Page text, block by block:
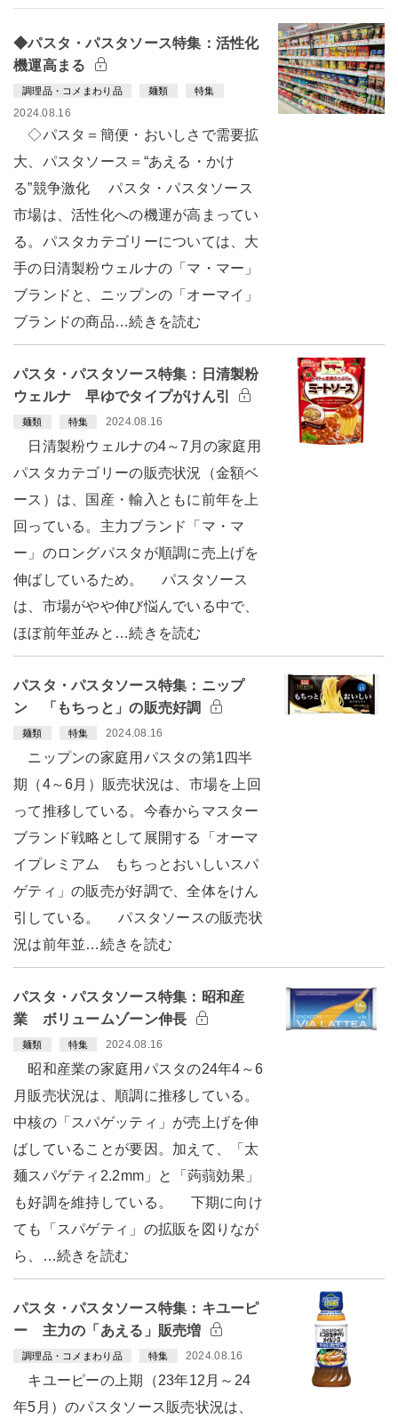
◆パスタ・パスタソース特集：活性化
機運高まる
調理品・コメまわり品 麺類 特集
2024.08.16
◇パスタ＝簡便・おいしさで需要拡
大、パスタソース＝“あえる・かけ
る”競争激化 パスタ・パスタソース
市場は、活性化への機運が高まってい
る。パスタカテゴリーについては、大
手の日清製粉ウェルナの「マ・マー」
ブランドと、ニップンの「オーマイ」
ブランドの商品…続きを読む
パスタ・パスタソース特集：日清製粉
ウェルナ 早ゆでタイプがけん引
麺類 特集 2024.08.16
日清製粉ウェルナの4～7月の家庭用
パスタカテゴリーの販売状況（金額ベ
ース）は、国産・輸入ともに前年を上
回っている。主力ブランド「マ・マ
ー」のロングパスタが順調に売上げを
伸ばしているため。 パスタソース
は、市場がやや伸び悩んでいる中で、
ほぼ前年並みと…続きを読む
パスタ・パスタソース特集：ニップ
ン 「もちっと」の販売好調
麺類 特集 2024.08.16
ニップンの家庭用パスタの第1四半
期（4～6月）販売状況は、市場を上回
って推移している。今春からマスター
ブランド戦略として展開する「オーマ
イプレミアム もちっとおいしいスパ
ゲティ」の販売が好調で、全体をけん
引している。 パスタソースの販売状
況は前年並…続きを読む
パスタ・パスタソース特集：昭和産
業 ボリュームゾーン伸長
麺類 特集 2024.08.16
昭和産業の家庭用パスタの24年4～6
月販売状況は、順調に推移している。
中核の「スパゲッティ」が売上げを伸
ばしていることが要因。加えて、「太
麺スパゲティ2.2mm」と「蒟蒻効果」
も好調を維持している。 下期に向け
ても「スパゲティ」の拡販を図りなが
ら、…続きを読む
パスタ・パスタソース特集：キユーピ
ー 主力の「あえる」販売増
調理品・コメまわり品 特集 2024.08.16
キユーピーの上期（23年12月～24
年5月）のパスタソース販売状況は、